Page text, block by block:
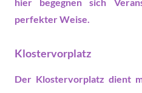
hier begegnen sich
perfekter Weise.
Klostervorplatz
Der Klostervorplatz dient